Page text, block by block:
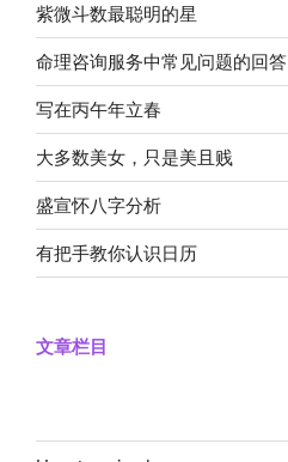
紫微斗数最聪明的星
命理咨询服务中常见问题的回答
写在丙午年立春
大多数美女，只是美且贱
盛宣怀八字分析
有把手教你认识日历
文章栏目